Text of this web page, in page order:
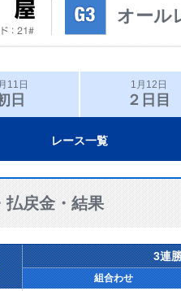
オール
11日
日
1月12日
２日目
レース一覧
払戻金・結果
3連
組合わせ